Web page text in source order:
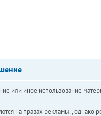
или иное использование
на правах рекламы. , однако